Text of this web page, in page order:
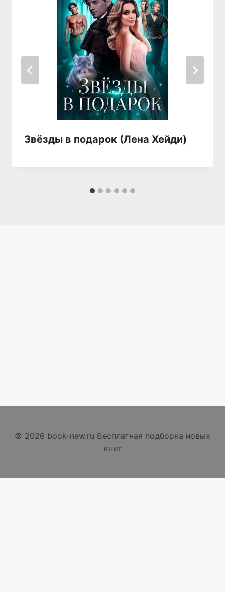
Звёзды в подарок (Лена Хейди)
© 2026 book-new.ru Бесплатная подборка новых
книг